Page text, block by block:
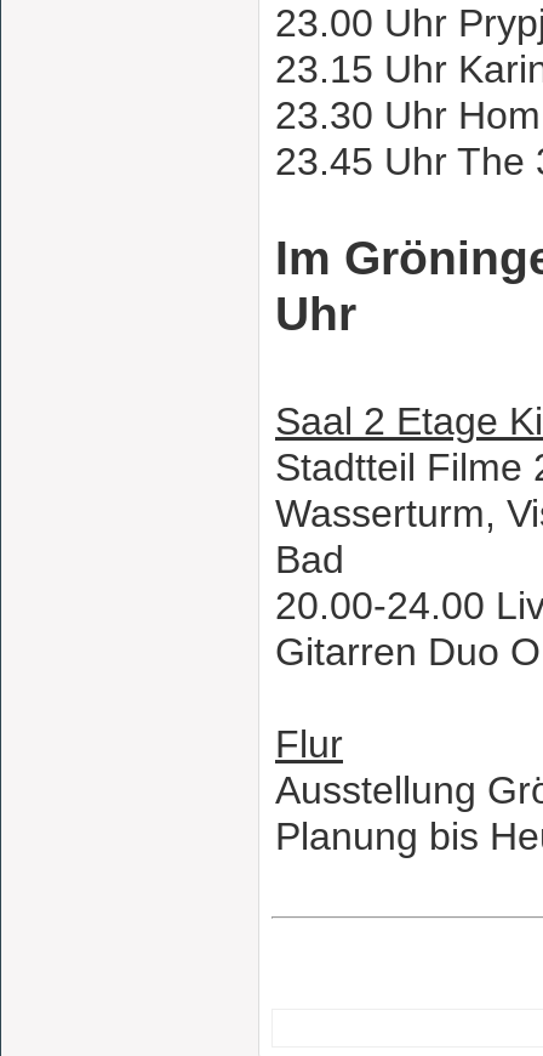
23.00 Uhr
23.15 Uhr
23.30 Uhr
23.45 Uhr The
Im
Uhr
Saal 2 Etage
Stadtteil Filme
Wasserturm,
Bad
20.00-24.00
Gitarren Duo
Flur
Ausstellung
Planung bis